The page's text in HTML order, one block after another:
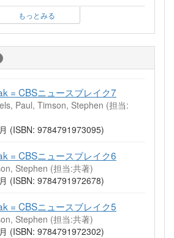
もっとみる
= CBSニュースブレイク7
Paul, Timson, Stephen (担当:
(ISBN: 9784791973095)
= CBSニュースブレイク6
Stephen (担当:共著)
(ISBN: 9784791972678)
= CBSニュースブレイク5
Stephen (担当:共著)
(ISBN: 9784791972302)